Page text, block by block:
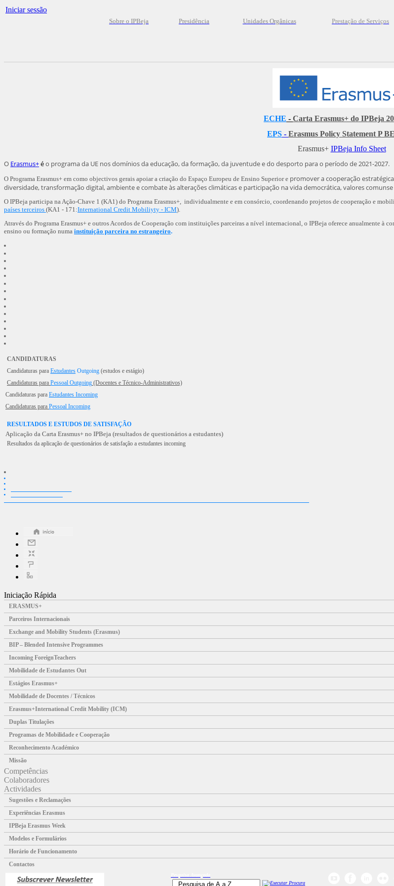
Iniciar sessão
Sobre o IPBeja Presidência Unidades Orgânicas Prestação de Serviços
ECHE - Carta Erasmus+ do IPBeja
EPS - Erasmus Policy Statement P
Erasmus+ IPBeja Info Sheet
O Erasmus+éo programa da UE nos domínios da educação, da formação, da juventude e do desporto para o período de 2021-2027.
O Programa Erasmus+ em como objectivos gerais apoiar a criação do Espaço Europeu de Ensino Superior e promover a cooperação
diversidade, transformação digital, ambiente e combate às alterações climáticas e participação na vida democrática, valores
O IPBeja participa na Ação-Chave 1 (KA1) do Programa Erasmus+, individualmente e em consórcio, coordenando projetos de cooperação e
países terceiros (KA1 - 171:International Credit Mobiliyty - ICM).
Através do Programa Erasmus+ e outros Acordos de Cooperação com instituições parceiras a nível internacional, o IPBeja oferece anualmente à
ensino ou formação numa instituição parceira no estrangeiro.
CANDIDATURAS
Candidaturas para Estudantes Outgoing (estudos e estágio)
Candidaturas para Pessoal Outgoing (Docentes e Técnico-Administrativos)
Candidaturas para Estudantes Incoming
Candidaturas para Pessoal Incoming
RESULTADOS E ESTUDOS DE SATISFAÇÃO
Aplicação da Carta Erasmus+ no IPBeja (resultados de questionários a estudantes)
Resultados da aplicação de questionários de satisfação a estudantes incoming
Iniciação Rápida
ERASMUS+
Parceiros Internacionais
Exchange and Mobility Students (Erasmus)
BIP – Blended Intensive Programmes
Incoming ForeignTeachers
Mobilidade de Estudantes Out
Estágios Erasmus+
Mobilidade de Docentes / Técnicos
Erasmus+International Credit Mobility (ICM)
Duplas Titulações
Programas de Mobilidade e Cooperação
Reconhecimento Académico
Missão
Competências
Colaboradores
Actividades
Sugestões e Reclamações
Experiências Erasmus
IPBeja Erasmus Week
Modelos e Formulários
Horário de Funcionamento
Contactos